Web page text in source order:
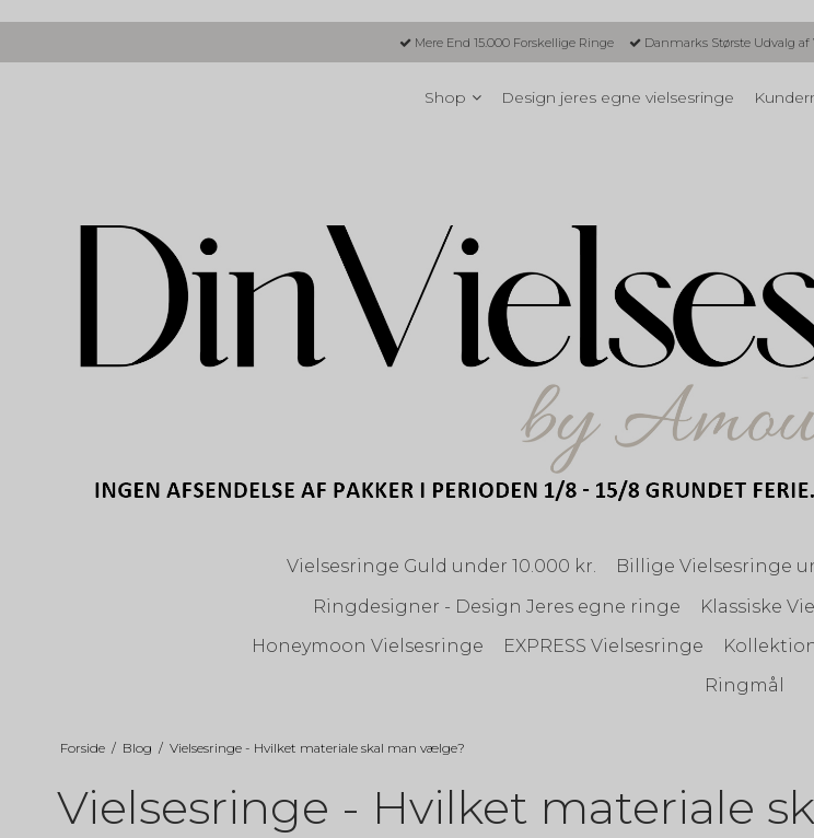
Mere End 15.000 Forskellige Ringe Danmarks Største Udvalg af
Shop Design jeres egne vielsesringe
Vielsesringe Guld under 10.000 kr. Billige Vielsesringe
Ringdesigner - Design Jeres egne ringe
Klassiske
Honeymoon Vielsesringe
EXPRESS Vielsesringe
Ringmål
Forside / Blog / Vielsesringe - Hvilket materiale skal man vælge?
Vielsesringe - Hvilket materiale